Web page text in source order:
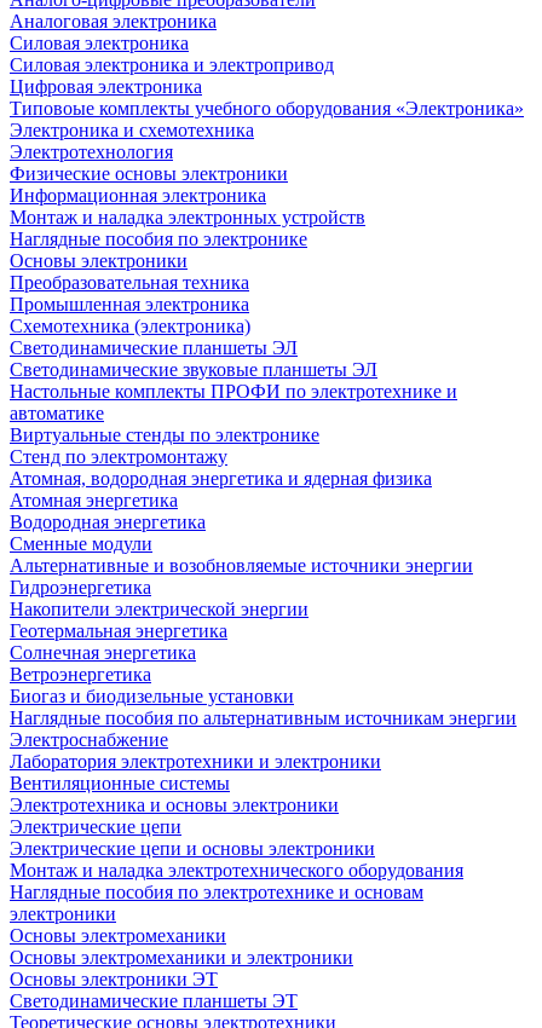
Аналоговая электроника
Cиловая электроника
Cиловая электроника и электропривод
Цифровая электроника
Типовоые комплекты учебного оборудования «Электроника»
Электроника и схемотехника
Электротехнология
Физические основы электроники
Информационная электроника
Монтаж и наладка электронных устройств
Наглядные пособия по электронике
Основы электроники
Преобразовательная техника
Промышленная электроника
Схемотехника (электроника)
Светодинамические планшеты ЭЛ
Светодинамические звуковые планшеты ЭЛ
Настольные комплекты ПРОФИ по электротехнике и
автоматике
Виртуальные стенды по электронике
Стенд по электромонтажу
Атомная, водородная энергетика и ядерная физика
Атомная энергетика
Водородная энергетика
Сменные модули
Альтернативные и возобновляемые источники энергии
Гидроэнергетика
Накопители электрической энергии
Геотермальная энергетика
Солнечная энергетика
Ветроэнергетика
Биогаз и биодизельные установки
Наглядные пособия по альтернативным источникам энергии
Электроснабжение
Лаборатория электротехники и электроники
Вентиляционные системы
Электротехника и основы электроники
Электрические цепи
Электрические цепи и основы электроники
Монтаж и наладка электротехнического оборудования
Наглядные пособия по электротехнике и основам
электроники
Основы электромеханики
Основы электромеханики и электроники
Основы электроники ЭТ
Светодинамические планшеты ЭТ
Теоретические основы электротехники